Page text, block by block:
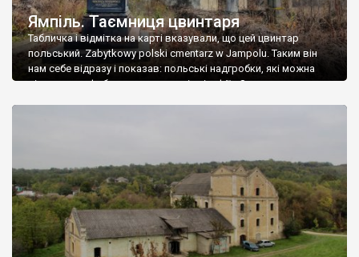
Ямпіль. Таємниця цвинтаря
Табличка і відмітка на карті вказували, що цей цвинтар
польський. Zabytkowy polski cmentarz w Jampolu. Таким він
нам себе відразу і показав: польські надгробки, які можна
віднести до фабричних, польські епітафії… Загалом цвинтар